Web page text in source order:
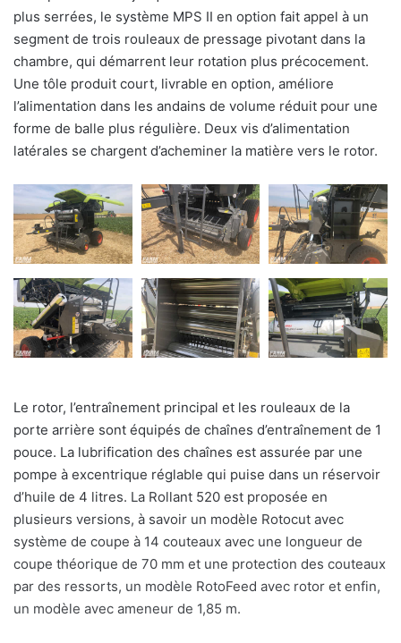
plus serrées, le système MPS II en option fait appel à un
segment de trois rouleaux de pressage pivotant dans la
chambre, qui démarrent leur rotation plus précocement.
Une tôle produit court, livrable en option, améliore
l’alimentation dans les andains de volume réduit pour une
forme de balle plus régulière. Deux vis d’alimentation
latérales se chargent d’acheminer la matière vers le rotor.
Le rotor, l’entraînement principal et les rouleaux de la
porte arrière sont équipés de chaînes d’entraînement de 1
pouce. La lubrification des chaînes est assurée par une
pompe à excentrique réglable qui puise dans un réservoir
d’huile de 4 litres. La Rollant 520 est proposée en
plusieurs versions, à savoir un modèle Rotocut avec
système de coupe à 14 couteaux avec une longueur de
coupe théorique de 70 mm et une protection des couteaux
par des ressorts, un modèle RotoFeed avec rotor et enfin,
un modèle avec ameneur de 1,85 m.